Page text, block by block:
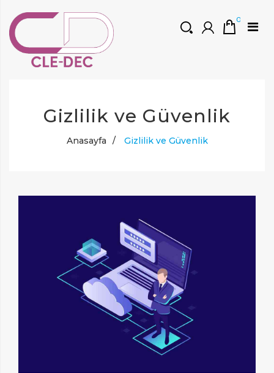
Yeni Kayıt Oluştur
0
0 ₺
Gizlilik ve Güvenlik
Anasayfa / Gizlilik ve Güvenlik